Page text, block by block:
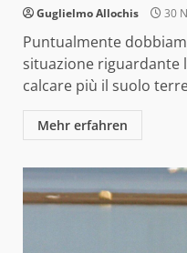
Guglielmo Allochis 30
Puntualmente
situazione riguardante
calcare più il suolo
Mehr erfahren